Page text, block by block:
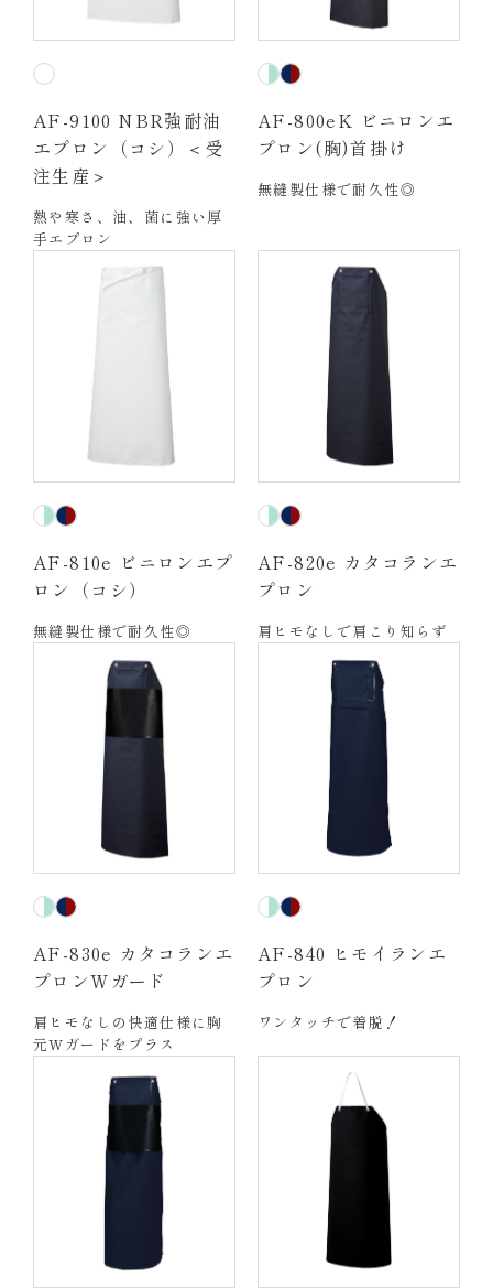
AF-9100 NBR強耐油
エプロン（コシ）＜受
注生産＞
熱や寒さ、油、菌に強い厚
手エプロン
AF-800eK ビニロンエ
プロン(胸)首掛け
無縫製仕様で耐久性◎
AF-810e ビニロンエプ
ロン（コシ）
無縫製仕様で耐久性◎
AF-820e カタコランエ
プロン
肩ヒモなしで肩こり知らず
AF-830e カタコランエ
プロンWガード
肩ヒモなしの快適仕様に胸
元Wガードをプラス
AF-840 ヒモイランエ
プロン
ワンタッチで着脱！